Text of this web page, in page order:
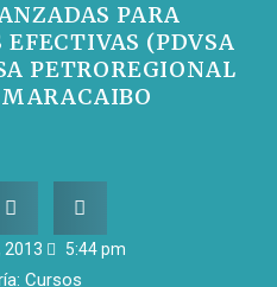
PARA
EFECTIVAS (PDVSA
PETROREGIONAL
2013 5:44 pm
Cursos